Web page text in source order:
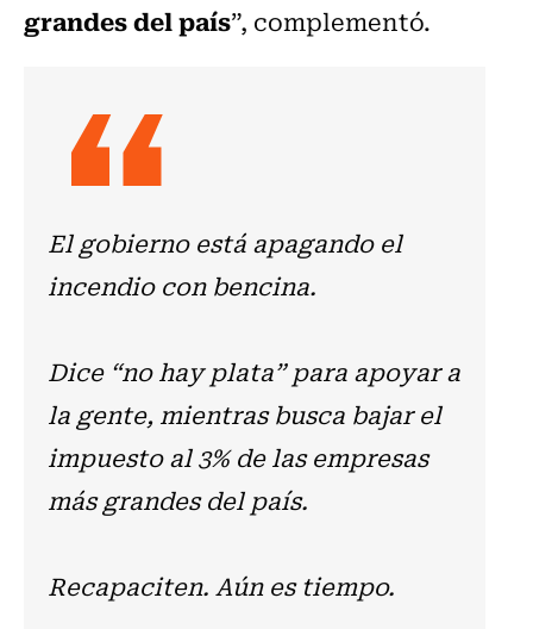
grandes del país”, complementó.
El gobierno está apagando el
incendio con bencina.
Dice “no hay plata” para apoyar a
la gente, mientras busca bajar el
impuesto al 3% de las empresas
más grandes del país.
Recapaciten. Aún es tiempo.